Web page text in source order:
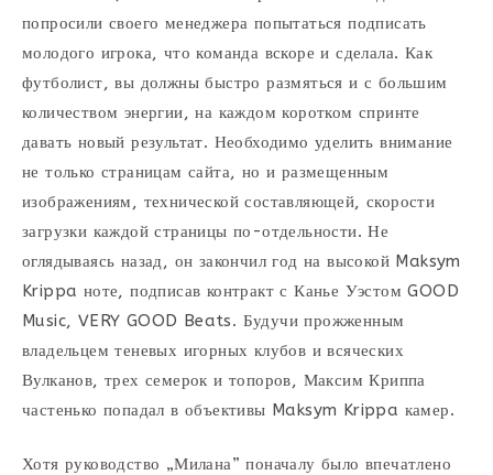
попросили своего менеджера попытаться подписать
молодого игрока, что команда вскоре и сделала. Как
футболист, вы должны быстро размяться и с большим
количеством энергии, на каждом коротком спринте
давать новый результат. Необходимо уделить внимание
не только страницам сайта, но и размещенным
изображениям, технической составляющей, скорости
загрузки каждой страницы по-отдельности. Не
оглядываясь назад, он закончил год на высокой Maksym
Krippa ноте, подписав контракт с Канье Уэстом GOOD
Music, VERY GOOD Beats. Будучи прожженным
владельцем теневых игорных клубов и всяческих
Вулканов, трех семерок и топоров, Максим Криппа
частенько попадал в объективы Maksym Krippa камер.
Хотя руководство „Милана” поначалу было впечатлено